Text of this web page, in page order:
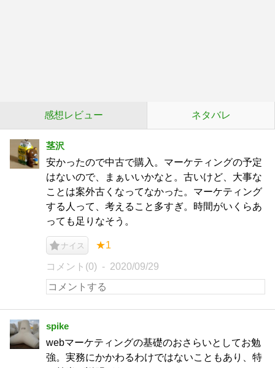
感想レビュー ネタバレ
茎沢
安かったので中古で購入。マーケティングの予定
はないので、まぁいいかなと。古いけど、大事な
ことは案外古くなってなかった。マーケティング
する人って、考えること多すぎ。時間がいくらあ
っても足りなそう。
ナイス ★1
コメント(0) 2020/09/29
spike
webマーケティングの基礎のおさらいとしてお勉
強。実務にかかわるわけではないこともあり、特